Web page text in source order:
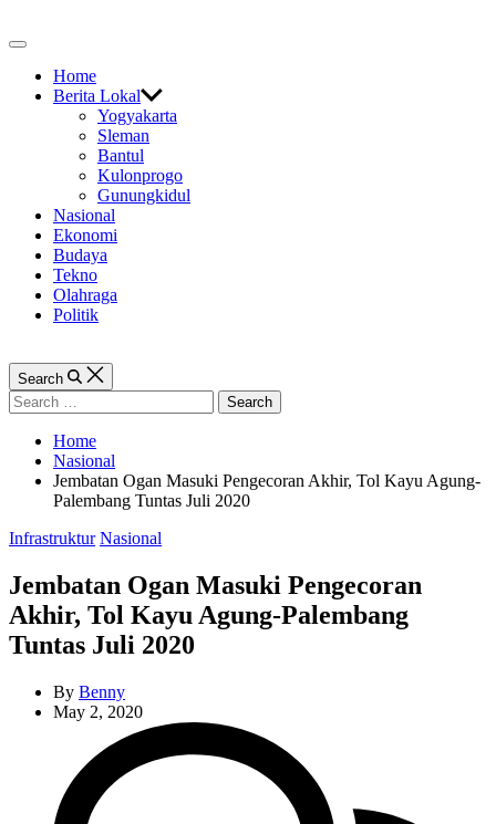
to
Off
CanvasHome
Berita Lokal
Yogyakarta
Sleman
Bantul
Kulonprogo
Gunungkidul
Nasional
Ekonomi
Budaya
Tekno
Olahraga
Politik
Search
Search
for:
Home
Nasional
Jembatan Ogan Masuki Pengecoran Akhir, Tol Kayu Agung-
Palembang Tuntas Juli 2020
Categories
Infrastruktur Nasional
Jembatan Ogan Masuki Pengecoran
Akhir, Tol Kayu Agung-Palembang
Tuntas Juli 2020
By Benny
May 2, 2020